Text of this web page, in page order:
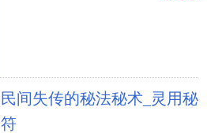
民间失传的秘法秘术_灵用秘
符